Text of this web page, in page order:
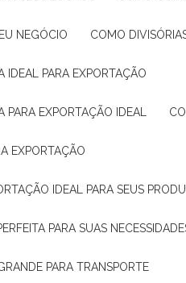
NEGÓCIO COMO
IDEAL PARA EXPORTAÇÃO
EXPORTAÇÃO IDEAL
EXPORTAÇÃO
IDEAL PARA SEUS
PARA SUAS
PARA TRANSPORTE